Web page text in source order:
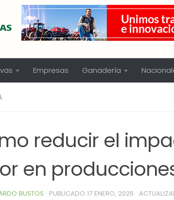
Empresas Ganadería
reducir el
en
BUSTOS · PUBLICADO 17 ENERO, 2025 ·